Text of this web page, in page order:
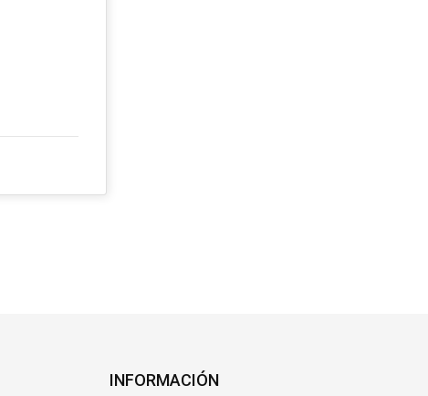
INFORMACIÓN